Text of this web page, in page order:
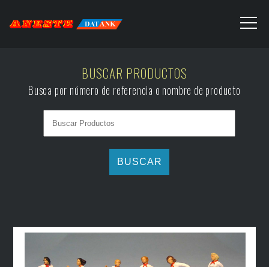
BUSCAR PRODUCTOS
Busca por número de referencia o nombre de producto